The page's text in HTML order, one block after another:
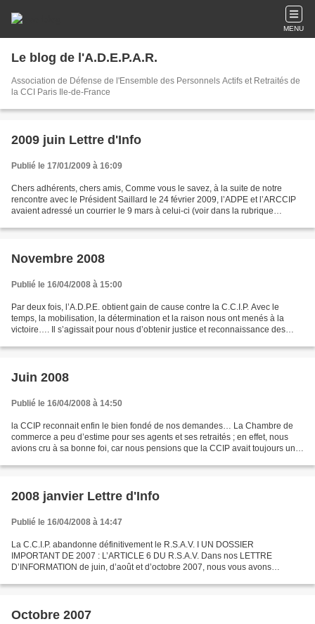
MENU
Le blog de l'A.D.E.P.A.R.
Association de Défense de l'Ensemble des Personnels Actifs et Retraités de
la CCI Paris Ile-de-France
2009 juin Lettre d'Info
Publié le 17/01/2009 à 16:09
Chers adhérents, chers amis, Comme vous le savez, à la suite de notre
rencontre avec le Président Saillard le 24 février 2009, l’ADPE et l’ARCCIP
avaient adressé un courrier le 9 mars à celui-ci (voir dans la rubrique
Novembre 2008
Publié le 16/04/2008 à 15:00
Par deux fois, l’A.D.P.E. obtient gain de cause contre la C.C.I.P. Avec le
temps, la mobilisation, la détermination et la raison nous ont menés à la
victoire…. Il s’agissait pour nous d’obtenir justice et reconnaissance des
Juin 2008
Publié le 16/04/2008 à 14:50
la CCIP reconnait enfin le bien fondé de nos demandes… La Chambre de
commerce a peu d’estime pour ses agents et ses retraités ; en effet, nous
avions cru à sa bonne foi, car nous pensions que la CCIP avait toujours une
2008 janvier Lettre d'Info
Publié le 16/04/2008 à 14:47
La C.C.I.P. abandonne définitivement le R.S.A.V. I UN DOSSIER
IMPORTANT DE 2007 : L’ARTICLE 6 DU R.S.A.V. Dans nos LETTRE
D’INFORMATION de juin, d’août et d’octobre 2007, nous vous avons
Octobre 2007